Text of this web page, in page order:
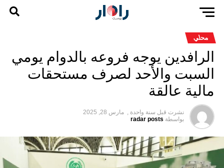
محلي
الرافدين يوجه فروعه بالدوام يومي
السبت والأحد لصرف مستحقات
مالية عالقة
نشرت قبل سنة واحدة , مارس 28, 2025
بواسطة radar posts